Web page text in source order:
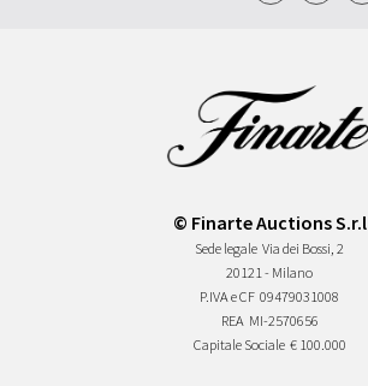
© Finarte Auctions S.r.l
Sede legale Via dei Bossi, 2
20121 - Milano
P.IVA e CF 09479031008
REA MI-2570656
Capitale Sociale € 100.000